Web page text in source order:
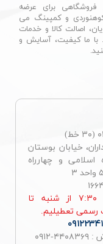
برای عرضه
و کمپینگ می
اصالت کالا و خدمات
ما کیفیت، آسایش و
خیابان بوستان
اسلامی و چهارراه
ساعت کار: ۹ تا ۷:۳۰ از شنبه تا
رسمی تعطیلیم.